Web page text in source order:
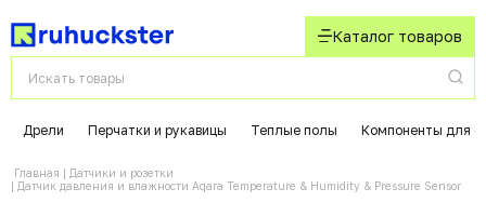
Каталог товаров
Дрели Перчатки и рукавицы Теплые полы Компоненты для
Главная
Датчики и розетки
Датчик давления и влажности Aqara Temperature & Humidity & Pressure Sensor